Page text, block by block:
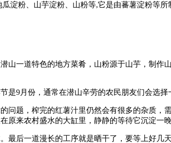
淀粉、山芋淀粉、山粉等,它是由蕃薯淀粉等所
山一道特色的地方菜肴，山粉源于山芋，制作
9月份，通常在潜山辛劳的农民朋友们会选择
问题，榨完的红薯汁里仍然会有很多的杂质
原来农村盛水的大缸里，静静的等待它沉淀一晚
最后一道漫长的工序就是晒干了，要等上好几